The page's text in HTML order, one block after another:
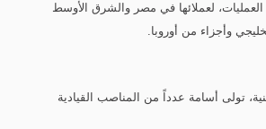
العمليات، لعملائها في مصر والشرق الأوسط
وأجزاء من أوروبا.
تولى أسامة عدداً من المناصب القيادية